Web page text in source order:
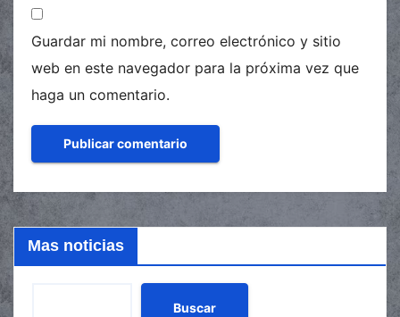
Guardar mi nombre, correo electrónico y sitio
web en este navegador para la próxima vez que
haga un comentario.
Mas noticias
Buscar